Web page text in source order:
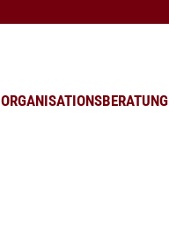
ORGANISATIONSBERATUNG